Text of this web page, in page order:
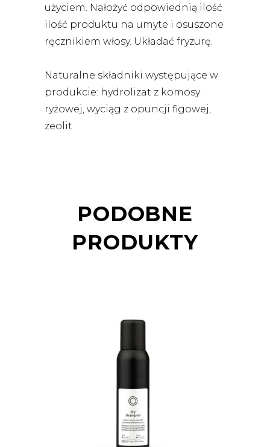
użyciem. Nałożyć odpowiednią ilość
ilość produktu na umyte i osuszone
ręcznikiem włosy. Układać fryzurę.
Naturalne składniki występujące w
produkcie: hydrolizat z komosy
ryżowej, wyciąg z opuncji figowej,
zeolit
PODOBNE
PRODUKTY